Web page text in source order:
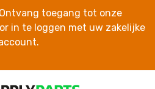
toegang tot onze
in te loggen met uw zakelijke